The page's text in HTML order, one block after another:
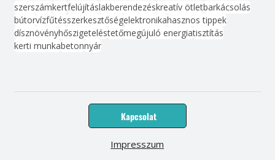
szerszámkertfelújításlakberendezéskreatív ötletbarkácsolás
bútorvízfűtésszerkesztőségelektronikahasznos tippek
dísznövényhőszigeteléstetőmegújuló energiatisztítás
kerti munkabetonnyár
Kapcsolat
Impresszum